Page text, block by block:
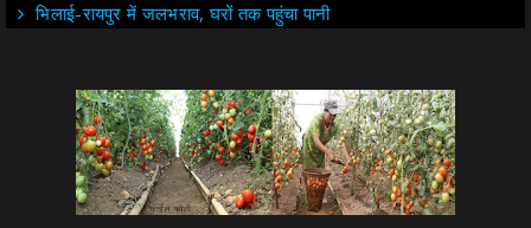
भिलाई-रायपुर में जलभराव, घरों तक पहुंचा पानी